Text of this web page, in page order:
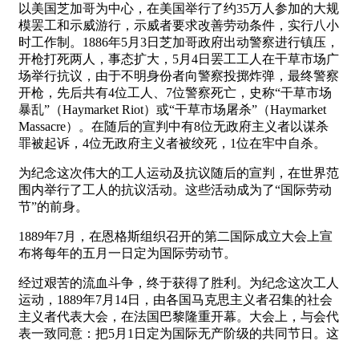
以美国芝加哥为中心，在美国举行了约35万人参加的大规
模罢工和示威游行，示威者要求改善劳动条件，实行八小
时工作制。1886年5月3日芝加哥政府出动警察进行镇压，
开枪打死两人，事态扩大，5月4日罢工工人在干草市场广
场举行抗议，由于不明身份者向警察投掷炸弹，最终警察
开枪，先后共有4位工人、7位警察死亡，史称“干草市场
暴乱”（Haymarket Riot）或“干草市场屠杀”（Haymarket
Massacre）。在随后的宣判中有8位无政府主义者以谋杀
罪被起诉，4位无政府主义者被绞死，1位在牢中自杀。
为纪念这次伟大的工人运动及抗议随后的宣判，在世界范
围内举行了工人的抗议活动。这些活动成为了“国际劳动
节”的前身。
1889年7月，在恩格斯组织召开的第二国际成立大会上宣
布将每年的五月一日定为国际劳动节。
经过艰苦的流血斗争，终于获得了胜利。为纪念这次工人
运动，1889年7月14日，由各国马克思主义者召集的社会
主义者代表大会，在法国巴黎隆重开幕。大会上，与会代
表一致同意：把5月1日定为国际无产阶级的共同节日。这